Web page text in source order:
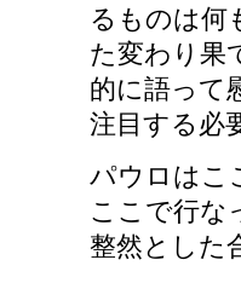
るものは何
た変わり果
的に語って
注目する必
パウロはこ
ここで行な
整然とした